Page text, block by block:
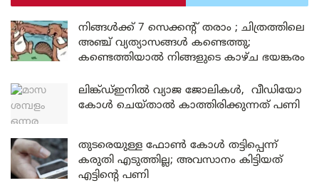
നിങ്ങൾക്ക് 7 സെക്കന്റ് തരാം ; ചിത്രത്തിലെ
അഞ്ച് വ്യത്യാസങ്ങൾ കണ്ടെത്തു;
കണ്ടെത്തിയാൽ നിങ്ങളുടെ കാഴ്ച ഭയങ്കരം
ലിങ്ക്ഡ്ഇനിൽ വ്യാജ ജോലികൾ, വീഡിയോ
കോൾ ചെയ്താൽ കാത്തിരിക്കുന്നത് പണി
തുടരെയുള്ള ഫോണ്‍ കോള്‍ തട്ടിപ്പെന്ന്
കരുതി എടുത്തില്ല; അവസാനം കിട്ടിയത്
എട്ടിന്റെ പണി